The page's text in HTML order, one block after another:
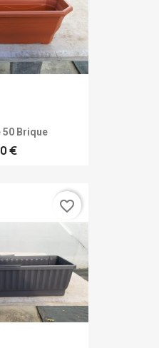
Brique
€
favorite_border